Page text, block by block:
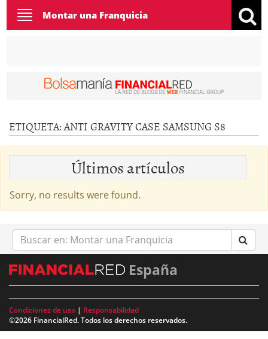
Toggle
navigation
Montar una Franquicia
ETIQUETA:ANTI GRAVITY CASE SAMSUNG S8
Últimos artículos
Sorry, no results were found.
Buscar
en:
España
Condiciones de uso | Responsabilidad
©2026 FinancialRed. Todos los derechos reservados.